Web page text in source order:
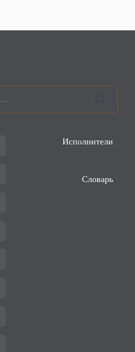
Исполнители
Словарь